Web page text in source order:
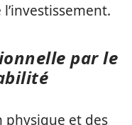
par le
physique et des